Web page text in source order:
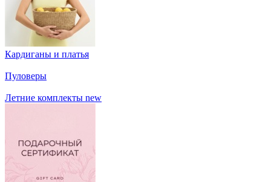
Кардиганы и платья
Пуловеры
Летние комплекты new